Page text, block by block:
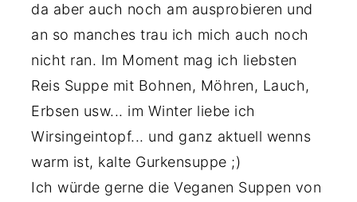
da aber auch noch am ausprobieren und
an so manches trau ich mich auch noch
nicht ran. Im Moment mag ich liebsten
Reis Suppe mit Bohnen, Möhren, Lauch,
Erbsen usw... im Winter liebe ich
Wirsingeintopf... und ganz aktuell wenns
warm ist, kalte Gurkensuppe ;)
Ich würde gerne die Veganen Suppen von